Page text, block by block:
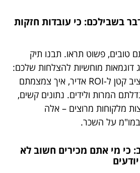
בשבילכם: כי עובדות חזקות
טובים, פשוט תראו. תבנו תיק
דוגמאות מוחשיות להצלחות שלכם:
תראו איך הפכתם תקציב קטן ל-ROI אדיר, איך צמצמתם
המרות ולידים. נתונים קשים,
מלקוחות מרוצים – אלה
על השכר.
כי מי אתם מכירים חשוב לא